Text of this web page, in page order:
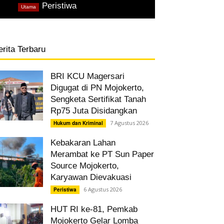
Peristiwa,
Utama
Terbaru
BRI KCU Magersari
Digugat di PN Mojokerto,
Sengketa Sertifikat Tanah
Rp75 Juta Disidangkan
Hukum dan Kriminal 7 Agustus 2026
Kebakaran Lahan
Merambat ke PT Sun Paper
Source Mojokerto,
Karyawan Dievakuasi
Peristiwa 6 Agustus 2026
HUT RI ke-81, Pemkab
Mojokerto Gelar Lomba